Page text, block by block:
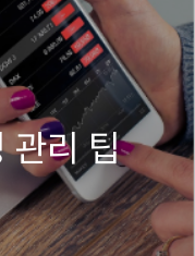
관리 팁